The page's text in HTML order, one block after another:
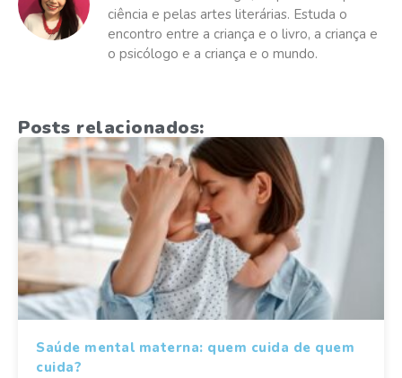
ciência e pelas artes literárias. Estuda o
encontro entre a criança e o livro, a criança e
o psicólogo e a criança e o mundo.
Posts relacionados:
Saúde mental materna: quem cuida de quem
cuida?